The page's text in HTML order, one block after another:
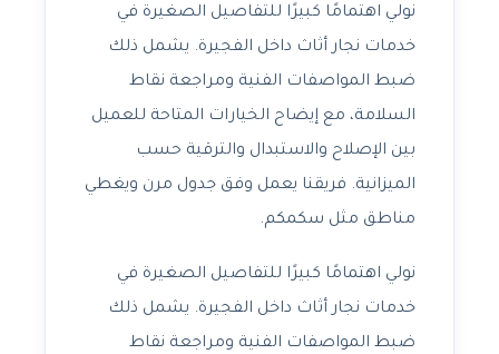
نولي اهتمامًا كبيرًا للتفاصيل الصغيرة في
خدمات نجار أثاث داخل الفجيرة. يشمل ذلك
ضبط المواصفات الفنية ومراجعة نقاط
السلامة، مع إيضاح الخيارات المتاحة للعميل
بين الإصلاح والاستبدال والترقية حسب
الميزانية. فريقنا يعمل وفق جدول مرن ويغطي
مناطق مثل سكمكم.
نولي اهتمامًا كبيرًا للتفاصيل الصغيرة في
خدمات نجار أثاث داخل الفجيرة. يشمل ذلك
ضبط المواصفات الفنية ومراجعة نقاط